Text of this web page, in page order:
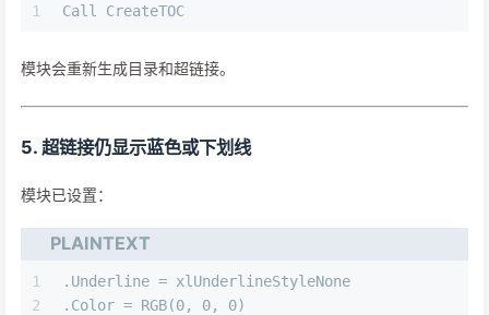
1 Call CreateTOC
模块会重新生成目录和超链接。
5. 超链接仍显示蓝色或下划线
模块已设置：
PLAINTEXT
1
2
.Underline = xlUnderlineStyleNone
.Color = RGB(0, 0, 0)